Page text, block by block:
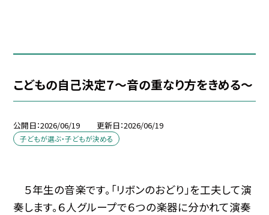
こどもの自己決定７～音の重なり方をきめる～
公開日 2026/06/19 更新日 2026/06/19
子どもが選ぶ・子どもが決める
５年生の音楽です。「リボンのおどり」を工夫して演
奏します。６人グループで６つの楽器に分かれて演奏